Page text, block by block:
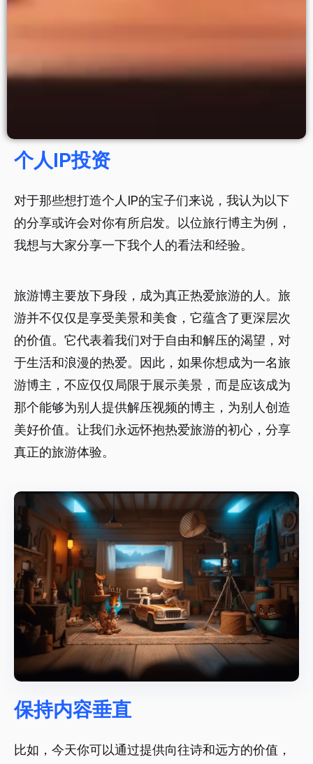
个人IP投资
对于那些想打造个人IP的宝子们来说，我认为以下
的分享或许会对你有所启发。以位旅行博主为例，
我想与大家分享一下我个人的看法和经验。
旅游博主要放下身段，成为真正热爱旅游的人。旅
游并不仅仅是享受美景和美食，它蕴含了更深层次
的价值。它代表着我们对于自由和解压的渴望，对
于生活和浪漫的热爱。因此，如果你想成为一名旅
游博主，不应仅仅局限于展示美景，而是应该成为
那个能够为别人提供解压视频的博主，为别人创造
美好价值。让我们永远怀抱热爱旅游的初心，分享
真正的旅游体验。
保持内容垂直
比如，今天你可以通过提供向往诗和远方的价值，